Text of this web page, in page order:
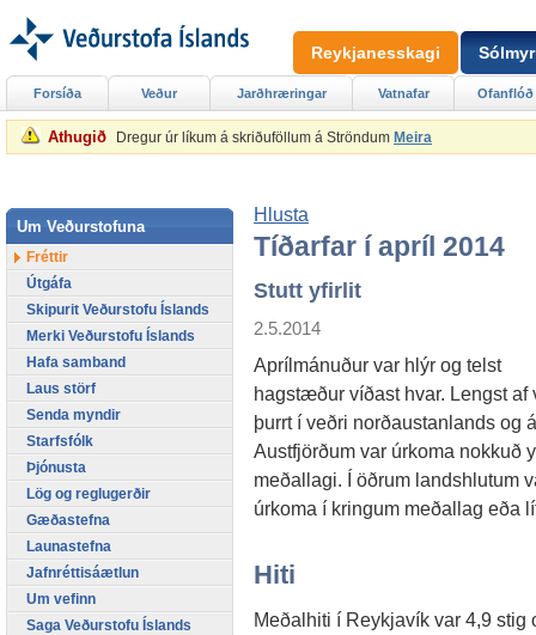
Athugið Dregur úr líkum á skriðuföllum á Ströndum Meira
Hlusta
Tíðarfar í apríl 2014
Stutt yfirlit
2.5.2014
Aprílmánuður var hlýr og telst
hagstæður víðast hvar. Lengst af
þurrt í veðri norðaustanlands og á
Austfjörðum var úrkoma nokkuð
meðallagi. Í öðrum landshlutum
úrkoma í kringum meðallag eða
Hiti
Meðalhiti í Reykjavík var 4,9
Forsíða Veður Jarðhræringar Vatnafar Ofanflóð
Um Veðurstofuna
Fréttir
Útgáfa
Skipurit Veðurstofu Íslands
Merki Veðurstofu Íslands
Hafa samband
Laus störf
Senda myndir
Starfsfólk
Þjónusta
Lög og reglugerðir
Gæðastefna
Launastefna
Jafnréttisáætlun
Um vefinn
Saga Veðurstofu Íslands
Reykjanesskagi